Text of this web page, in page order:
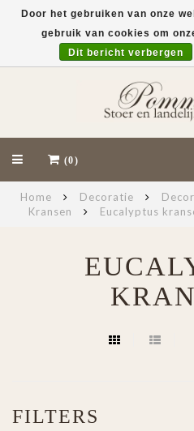
(0)
Home Decoratie
Kransen
Eucalyptus
FILTERS
Door het gebruiken van onze
gebruik van cookies om
Dit bericht verbergen